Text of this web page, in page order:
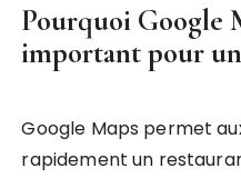
Pourquoi Google
important pour
Google Maps permet
rapidement un